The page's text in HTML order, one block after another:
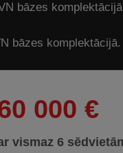
bāzes
bāzes komplektācijā.
000 €
vismaz 6